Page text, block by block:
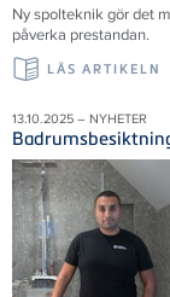
Ny spolteknik gör det
påverka prestandan.
LÄS ARTIKELN
13.10.2025 – NYHETER